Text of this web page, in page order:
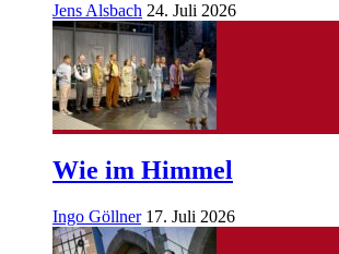
Jens Alsbach 24. Juli 2026
Wie im Himmel
Ingo Göllner 17. Juli 2026